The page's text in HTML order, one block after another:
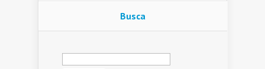
Busca
Pesquisar
por: